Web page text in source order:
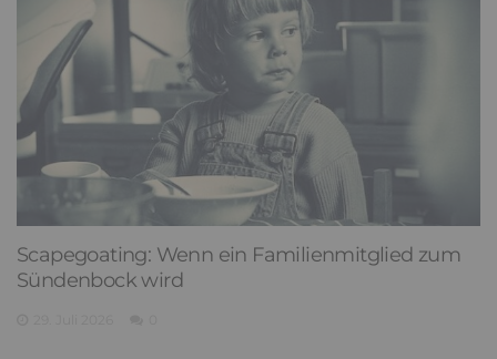
Scapegoating: Wenn ein Familienmitglied zum
Sündenbock wird